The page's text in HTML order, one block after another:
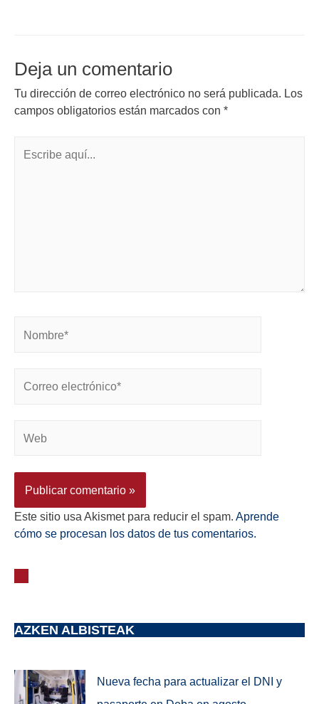
Deja un comentario
Tu dirección de correo electrónico no será publicada. Los
campos obligatorios están marcados con *
Este sitio usa Akismet para reducir el spam. Aprende
cómo se procesan los datos de tus comentarios.
AZKEN ALBISTEAK
Nueva fecha para actualizar el DNI y